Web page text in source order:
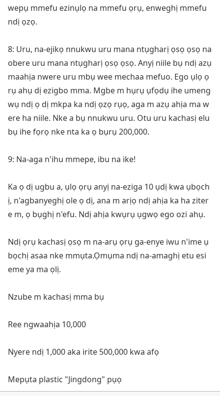
wepụ mmefu ezinụlọ na mmefu ọrụ, enweghị mmefu
ndị ọzọ.
8: Uru, na-ejikọ nnukwu uru mana ntụgharị ọsọ ọsọ na
obere uru mana ntụgharị ọsọ ọsọ. Anyị niile bụ ndị azụ
maahịa nwere uru mbụ wee mechaa mefuo. Ego ụlọ ọ
rụ ahụ dị ezigbo mma. Mgbe m hụrụ ụfọdụ ihe umeng
wụ ndị ọ dị mkpa ka ndị ọzọ rụọ, aga m azụ ahịa ma w
ere ha niile. Nke a bụ nnukwu uru. Otu uru kachasị elu
bụ ihe fọrọ nke nta ka ọ bụrụ 200,000.
9: Na-aga n'ihu mmepe, ibu na ike!
Ka ọ dị ugbu a, ụlọ ọrụ anyị na-eziga 10 ụdị kwa ụbọch
ị, n'agbanyeghị ole ọ dị, ana m arịọ ndị ahịa ka ha ziter
e m, ọ bụghị n'efu. Ndị ahịa kwụrụ ụgwọ ego ozi ahụ.
Ndị ọrụ kachasị ọsọ m na-arụ ọrụ ga-enye iwu n'ime ụ
bọchị asaa nke mmụta.Ọmụma ndị na-amaghị etu esi
eme ya ma ọlị.
Nzube m kachasị mma bụ
Ree ngwaahịa 10,000
Nyere ndị 1,000 aka irite 500,000 kwa afọ
Mepụta plastic "Jingdong" pụọ